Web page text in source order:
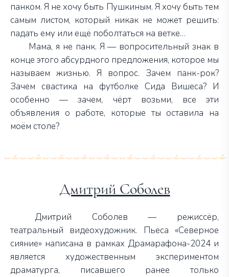
панком. Я не хочу быть Пушкиным. Я хочу быть тем
самым листом, который никак не может решить:
падать ему или ещё поболтаться на ветке…
Мама, я не панк. Я — вопросительный знак в
конце этого абсурдного предложения, которое мы
называем жизнью. Я вопрос. Зачем панк-рок?
Зачем свастика на футболке Сида Вишеса? И
особенно — зачем, чёрт возьми, все эти
объявления о работе, которые ты оставила на
моём столе?
Дмитрий Соболев
Дмитрий Соболев — режиссёр,
театральный видеохудожник. Пьеса «Северное
сияние» написана в рамках Драмарафона-2024 и
является художественным экспериментом
драматурга, писавшего ранее только